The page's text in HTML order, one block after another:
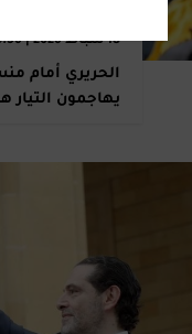
18 شباط 2026 | 14:36
الحريري أمام
يهاجمون